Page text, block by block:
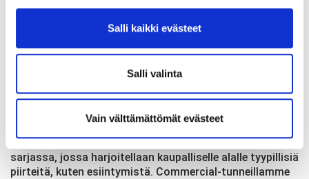
Salli kaikki evästeet
Salli valinta
Vain välttämättömät evästeet
ja alan ammattilaisille.
27.7.2016
Commercial
Commercial-tunneilla pääpaino on tanssillisessa
sarjassa, jossa harjoitellaan kaupalliselle alalle tyypillisiä
piirteitä, kuten esiintymistä. Commercial-tunneillamme